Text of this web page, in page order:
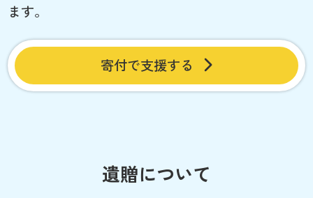
ます。
寄付で支援する
遺贈について